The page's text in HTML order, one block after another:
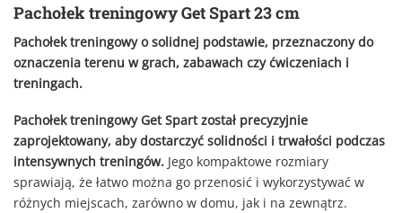
Pachołek treningowy Get Spart 23 cm
Pachołek treningowy o solidnej podstawie, przeznaczony do
oznaczenia terenu w grach, zabawach czy ćwiczeniach i
treningach.
Pachołek treningowy Get Spart został precyzyjnie
zaprojektowany, aby dostarczyć solidności i trwałości podczas
intensywnych treningów. Jego kompaktowe rozmiary
sprawiają, że łatwo można go przenosić i wykorzystywać w
różnych miejscach, zarówno w domu, jak i na zewnątrz.